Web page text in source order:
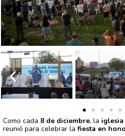
Como cada 8 de diciembre, la
reunió para celebrar la fiesta en